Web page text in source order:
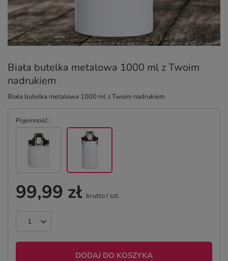
Biała butelka metalowa 1000 ml z Twoim
nadrukiem
Biała butelka metalowa 1000 ml z Twoim nadrukiem
Pojemność
99,99 zł brutto/ szt.
DODAJ DO KOSZYKA